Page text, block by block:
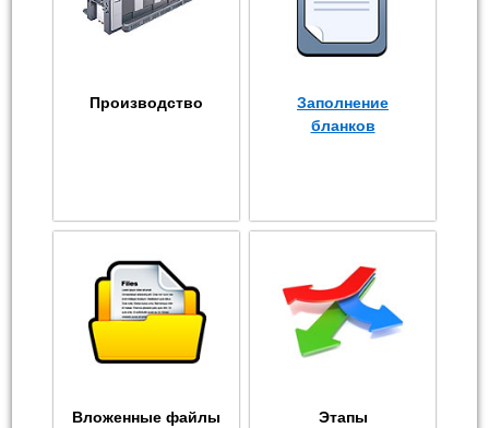
Производство
Заполнение
бланков
Вложенные файлы
Этапы